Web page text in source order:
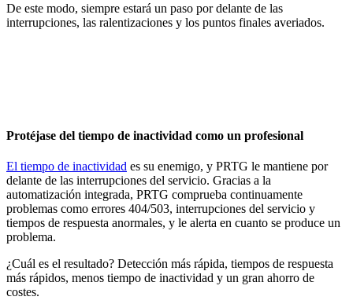
De este modo, siempre estará un paso por delante de las
interrupciones, las ralentizaciones y los puntos finales averiados.
Protéjase del tiempo de inactividad como un profesional
El tiempo de inactividad es su enemigo, y PRTG le mantiene por
delante de las interrupciones del servicio. Gracias a la
automatización integrada, PRTG comprueba continuamente
problemas como errores 404/503, interrupciones del servicio y
tiempos de respuesta anormales, y le alerta en cuanto se produce un
problema.
¿Cuál es el resultado? Detección más rápida, tiempos de respuesta
más rápidos, menos tiempo de inactividad y un gran ahorro de
costes.